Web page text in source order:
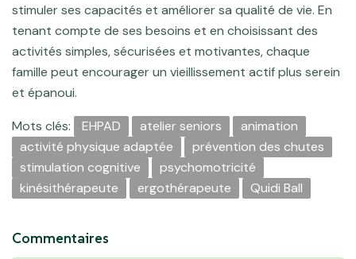
stimuler ses capacités et améliorer sa qualité de vie. En
tenant compte de ses besoins et en choisissant des
activités simples, sécurisées et motivantes, chaque
famille peut encourager un vieillissement actif plus serein
et épanoui.
Mots clés:
EHPAD atelier seniors
animation
activité physique adaptée
prévention des chutes
stimulation cognitive
psychomotricité
kinésithérapeute
ergothérapeute Quidi Ball
Commentaires